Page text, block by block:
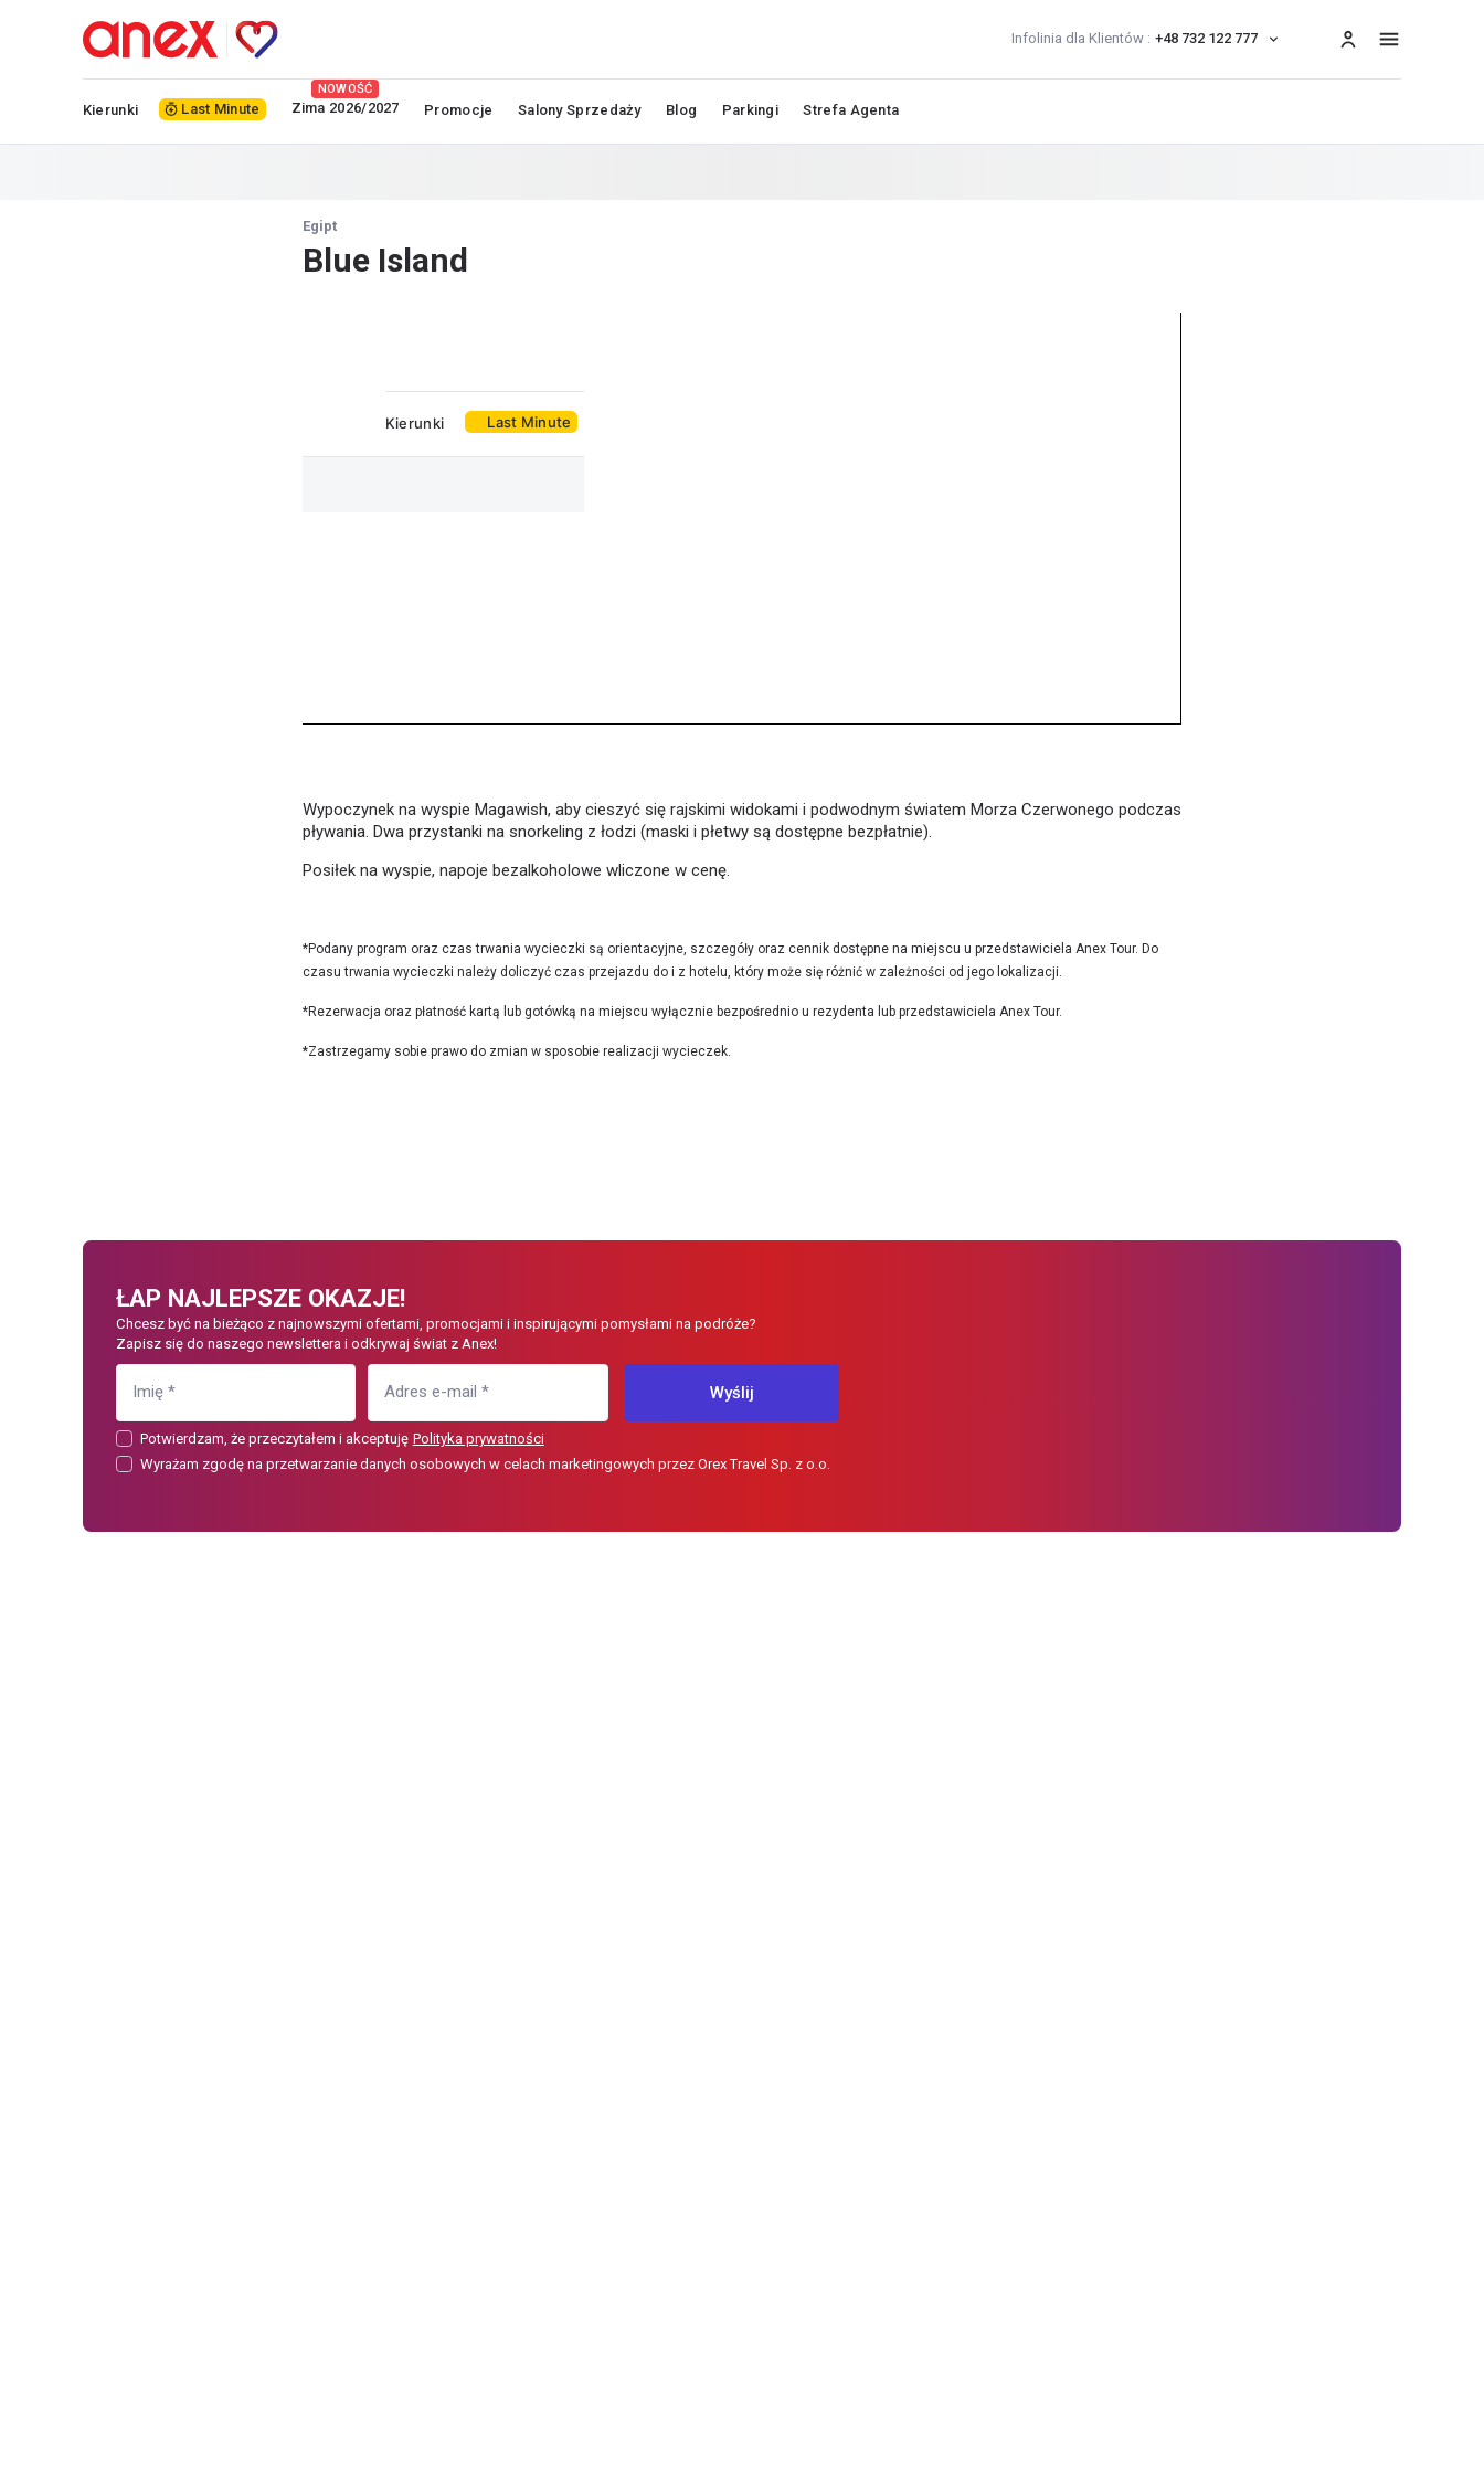
Infolinia dla Klientów : +48 732 122 777 menu
Kierunki Last Minute Zima 2026/2027
NOWOŚĆ
Promocje Salony Sprzedaży Blog Parkingi Strefa Agenta
Egipt
Blue Island
Wypoczynek na wyspie Magawish, aby cieszyć się rajskimi widokami i podwodnym światem Morza Czerwonego podczas
pływania. Dwa przystanki na snorkeling z łodzi (maski i płetwy są dostępne bezpłatnie).
Posiłek na wyspie, napoje bezalkoholowe wliczone w cenę.
*Podany program oraz czas trwania wycieczki są orientacyjne, szczegóły oraz cennik dostępne na miejscu u przedstawiciela Anex Tour. Do
czasu trwania wycieczki należy doliczyć czas przejazdu do i z hotelu, który może się różnić w zależności od jego lokalizacji.
*Rezerwacja oraz płatność kartą lub gotówką na miejscu wyłącznie bezpośrednio u rezydenta lub przedstawiciela Anex Tour.
*Zastrzegamy sobie prawo do zmian w sposobie realizacji wycieczek.
ŁAP NAJLEPSZE OKAZJE!
Chcesz być na bieżąco z najnowszymi ofertami, promocjami i inspirującymi pomysłami na podróże?
Zapisz się do naszego newslettera i odkrywaj świat z Anex!
Imię * Adres e-mail *
Potwierdzam, że przeczytałem i akceptuję Polityka prywatności
Wyrażam zgodę na przetwarzanie danych osobowych w celach marketingowych przez Orex Travel Sp. z o.o.
Wyślij